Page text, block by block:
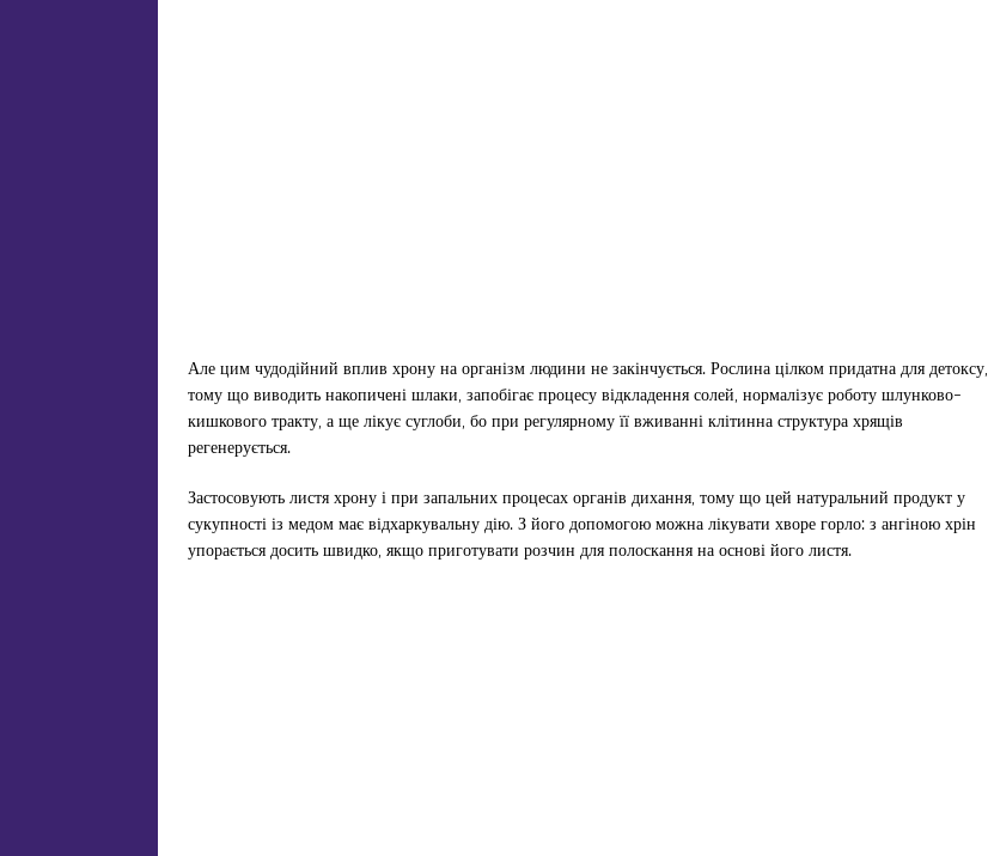
Але цим чудодійний вплив хрону на організм людини не закінчується. Рослина цілком придатна для детоксу,
тому що виводить накопичені шлаки, запобігає процесу відкладення солей, нормалізує роботу шлунково-
кишкового тракту, а ще лікує суглоби, бо при регулярному її вживанні клітинна структура хрящів
регенерується.
Застосовують листя хрону і при запальних процесах органів дихання, тому що цей натуральний продукт у
сукупності із медом має відхаркувальну дію. З його допомогою можна лікувати хворе горло: з ангіною хрін
упорається досить швидко, якщо приготувати розчин для полоскання на основі його листя.